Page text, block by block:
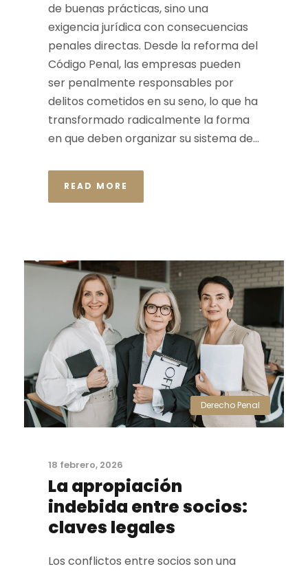
de buenas prácticas, sino una
exigencia jurídica con consecuencias
penales directas. Desde la reforma del
Código Penal, las empresas pueden
ser penalmente responsables por
delitos cometidos en su seno, lo que ha
transformado radicalmente la forma
en que deben organizar su sistema de...
READ MORE
Derecho Penal
18 febrero, 2026
La apropiación
indebida entre socios:
claves legales
Los conflictos entre socios son una